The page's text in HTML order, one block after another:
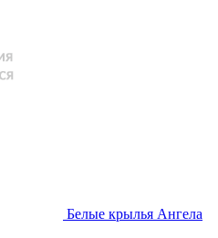
Белые крылья Ангела